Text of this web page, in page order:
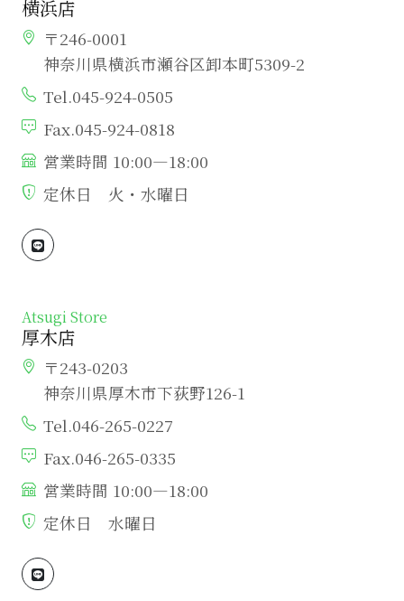
横浜店
〒246-0001
神奈川県横浜市瀬谷区卸本町5309-2
Tel.045-924-0505
Fax.045-924-0818
営業時間 10:00―18:00
定休日 火・水曜日
Atsugi Store
厚木店
〒243-0203
神奈川県厚木市下荻野126-1
Tel.046-265-0227
Fax.046-265-0335
営業時間 10:00―18:00
定休日 水曜日